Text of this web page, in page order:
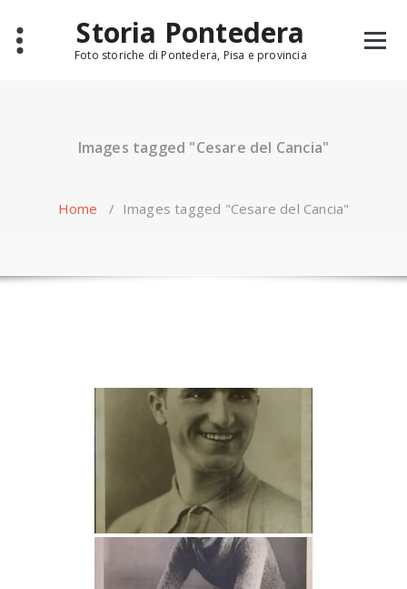
content
Storia Pontedera
Foto storiche di Pontedera, Pisa e provincia
Images tagged "Cesare del Cancia"
Home / Images tagged "Cesare del Cancia"